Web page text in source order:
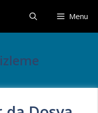
Menu